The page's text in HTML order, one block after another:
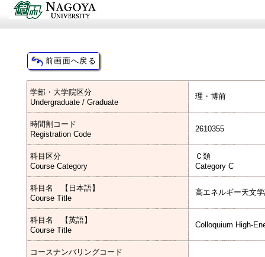
学部・大学院区分
Undergraduate / Graduate
理・博前
時間割コード
Registration Code
2610355
科目区分
Course Category
Ｃ類
Category C
科目名 【日本語】
Course Title
高エネルギー天文
科目名 【英語】
Course Title
Colloquium High-
コースナンバリングコード